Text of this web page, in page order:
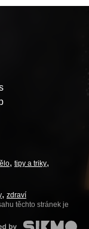
tipy a triky
zdraví
těchto stránek je